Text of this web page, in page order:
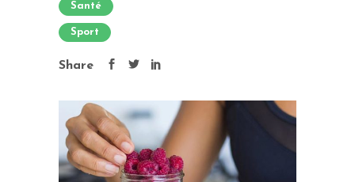
Santé
Sport
Share